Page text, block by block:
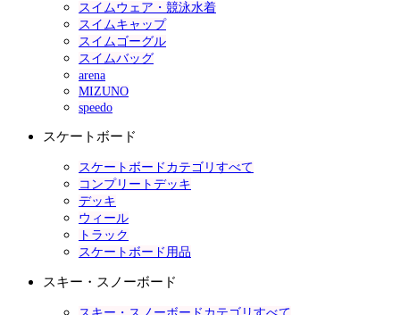
スイムウェア・競泳水着
スイムキャップ
スイムゴーグル
スイムバッグ
arena
MIZUNO
speedo
スケートボード
スケートボードカテゴリすべて
コンプリートデッキ
デッキ
ウィール
トラック
スケートボード用品
スキー・スノーボード